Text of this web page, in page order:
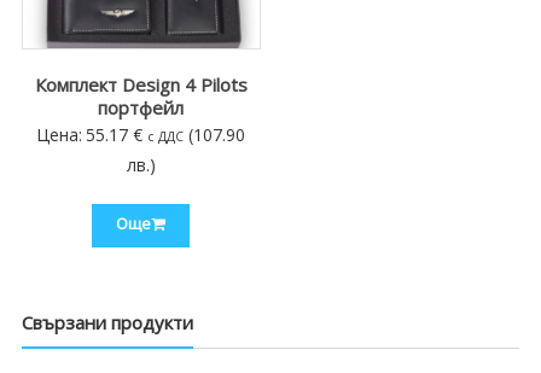
Комплект Design 4 Pilots
портфейл
Цена: 55.17€ с ДДС (107.90
лв.)
Още
Свързани продукти